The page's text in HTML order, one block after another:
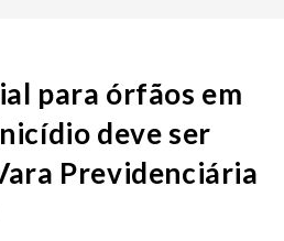
para órfãos em
deve ser
Previdenciária